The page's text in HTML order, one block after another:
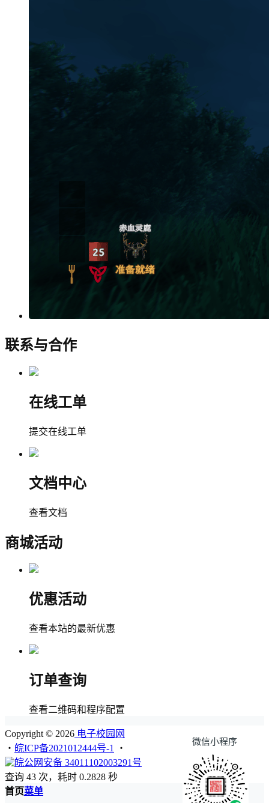
联系与合作
在线工单
提交在线工单
文档中心
查看文档
商城活动
优惠活动
查看本站的最新优惠
订单查询
查看二维码和程序配置
微信小程序
Copyright © 2026 电子校园网
・ 皖ICP备2021012444号-1
・
皖公网安备 34011102003291号
查询 43 次，耗时 0.2828 秒
首页菜单